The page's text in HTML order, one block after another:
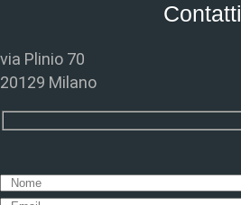
Contatti
via Plinio 70
20129 Milano